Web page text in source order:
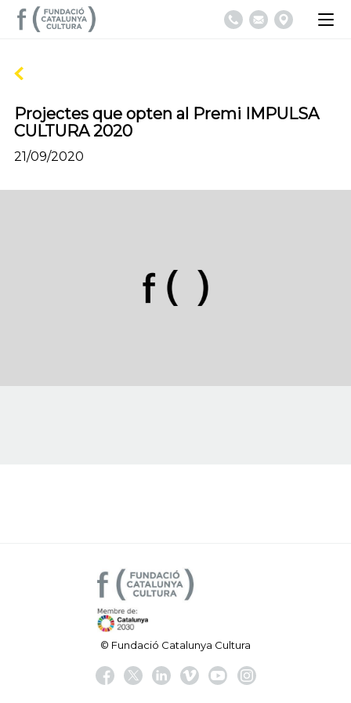
Projectes que opten al Premi IMPULSA
CULTURA 2020
21/09/2020
© Fundació Catalunya Cultura